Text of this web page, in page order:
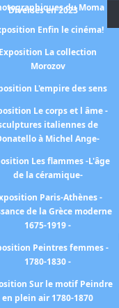
du Moma
Enfin le cinéma!
Exposition La collection
Morozov
L'empire des sens
Le corps et l âme -
italiennes de
à Michel Ange-
Les flammes -L'âge
de la céramique-
Paris-Athènes -
de la Grèce moderne
1675-1919 -
Peintres femmes -
1780-1830 -
Sur le motif Peindre
en plein air 1780-1870
Diverses en 2023